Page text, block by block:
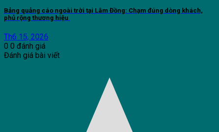
Bảng quảng cáo ngoài trời tại Lâm Đồng: Chạm đúng dòng khách,
phủ rộng thương hiệu
Th6 15, 2026
0 0 đánh giá
Đánh giá bài viết